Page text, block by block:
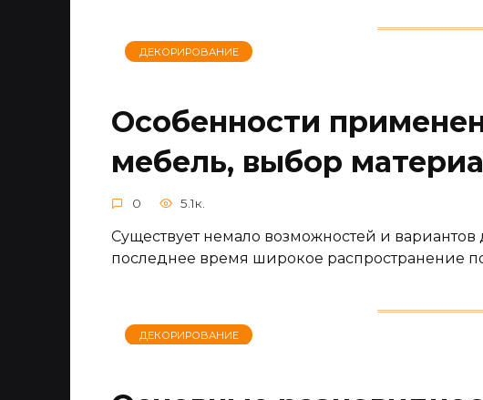
ДЕКОРИРОВАНИЕ
Особенности
мебель, выбор
0 5.1к.
Существует немало возможностей и
последнее время широкое распространение
ДЕКОРИРОВАНИЕ